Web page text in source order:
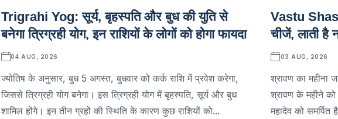
Trigrahi Yog: सूर्य, बृहस्पति और बुध की युति से
बनेगा त्रिग्रही योग, इन राशियों के लोगों को होगा फायदा
04 AUG, 2026
ज्योतिष के अनुसार, बुध 5 अगस्त, बुधवार को कर्क राशि में प्रवेश करेगा,
जिससे त्रिग्रही योग बनेगा। इस त्रिग्रही योग में बृहस्पति, सूर्य और बुध
शामिल होंगे। इन तीन ग्रहों की स्थिति के कारण कुछ राशियों को...
Vastu
चीजें, लाती है
03 AUG, 2026
श्रावण का महीना
श्रावण के महीने को
महादेव को